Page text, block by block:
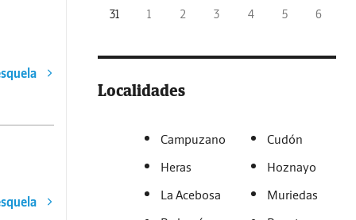
31 1 2 3 4 5 6
Localidades
Campuzano
Cudón
Heras
Hoznayo
La Acebosa
Muriedas